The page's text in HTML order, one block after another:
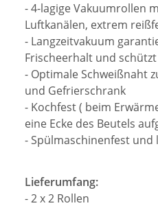
- 4-lagige Vakuumrollen
Luftkanälen, extrem
- Langzeitvakuum
Frischeerhalt und
- Optimale Schweißnaht
und Gefrierschrank
- Kochfest ( beim
eine Ecke des Beutels
- Spülmaschinenfest
Lieferumfang:
- 2 x 2 Rollen